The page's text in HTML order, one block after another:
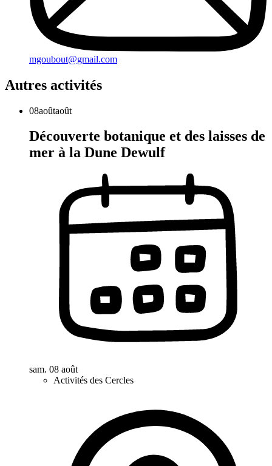
mgoubout@gmail.com
Autres activités
08aoûtaoût
Découverte botanique et des laisses de
mer à la Dune Dewulf
sam. 08 août
Activités des Cercles